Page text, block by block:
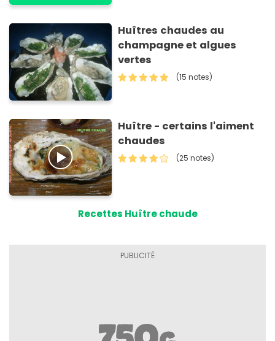
Huîtres chaudes au
champagne et algues
vertes
(15 notes)
Huître - certains l'aiment
chaudes
(25 notes)
Recettes Huître chaude